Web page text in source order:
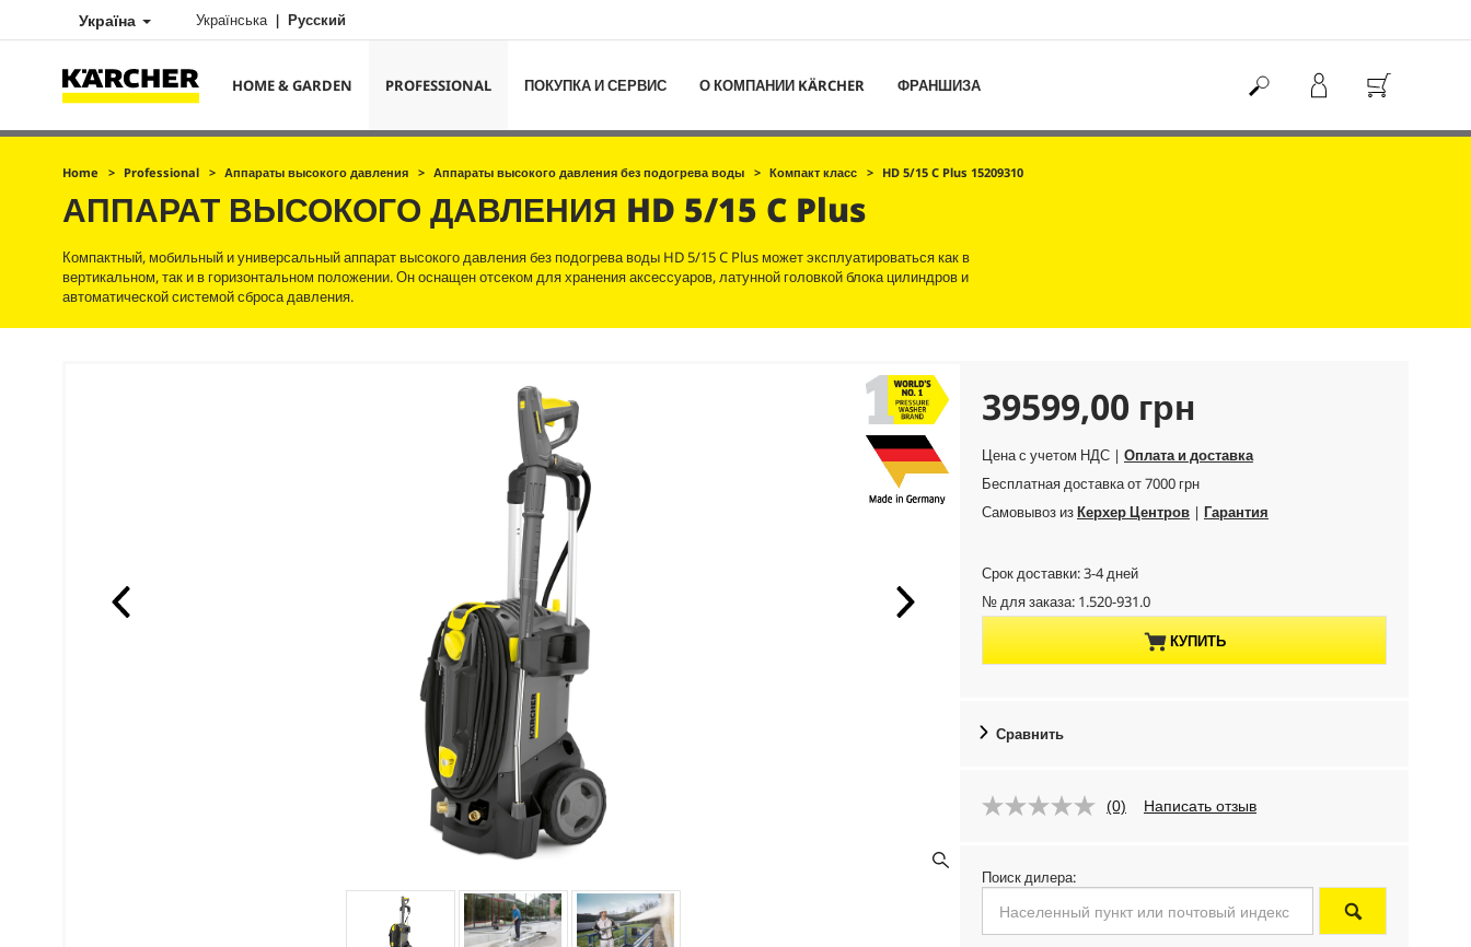
Україна Українська Русский
HOME & GARDEN PROFESSIONAL ПОКУПКА И СЕРВИС О КОМПАНИИ KÄRCHER ФРАНШИЗА
Home Professional Аппараты высокого давления Аппараты высокого давления без подогрева воды Компакт класс HD 5/15 C Plus 15209310
АППАРАТ ВЫСОКОГО ДАВЛЕНИЯ HD 5/15 C Plus
Компактный, мобильный и универсальный аппарат высокого давления без подогрева воды HD 5/15 C Plus может эксплуатироваться как в
вертикальном, так и в горизонтальном положении. Он оснащен отсеком для хранения аксессуаров, латунной головкой блока цилиндров и
автоматической системой сброса давления.
C
u
r
e
n
p
o
d
u
39599,00 грн
Цена с учетом НДС | Оплата и доставка
Бесплатная доставка от 7000 грн
Самовывоз изКерхер Центров | Гарантия
Срок доставки: 3-4 дней
№ для заказа: 1.520-931.0
КУПИТЬ
Сравнить
(0) Написать отзыв
Поиск дилера: